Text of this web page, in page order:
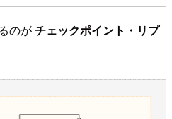
のがチェックポイント・リプ